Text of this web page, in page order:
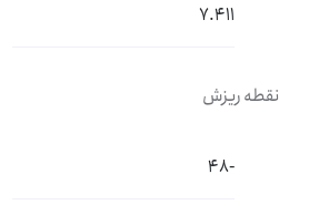
7.411
نقطه ریزش
-48